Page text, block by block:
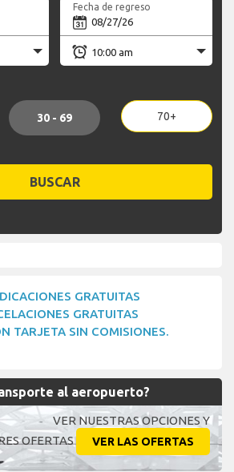
Fecha de regreso
30 - 69 70+
BUSCAR
al aeropuerto?
VER NUESTRAS OPCIONES Y
OFERTAS
VER LAS OFERTAS